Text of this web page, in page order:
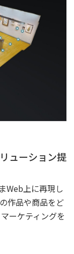
ューション提
Web上に再現し
作品や商品をど
ーケティングを